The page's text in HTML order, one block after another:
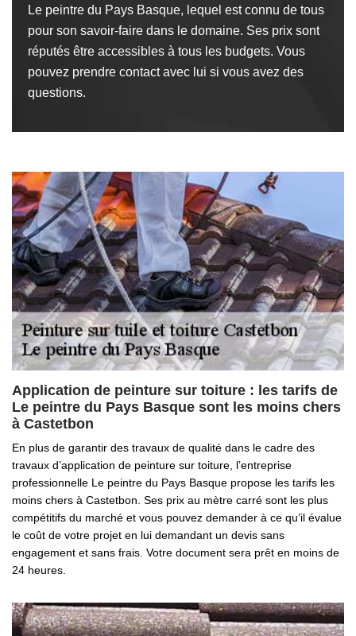
Le peintre du Pays Basque, lequel est connu de tous
pour son savoir-faire dans le domaine. Ses prix sont
réputés être accessibles à tous les budgets. Vous
pouvez prendre contact avec lui si vous avez des
questions.
Application de peinture sur toiture : les tarifs de
Le peintre du Pays Basque sont les moins chers
à Castetbon
En plus de garantir des travaux de qualité dans le cadre des
travaux d’application de peinture sur toiture, l’entreprise
professionnelle Le peintre du Pays Basque propose les tarifs les
moins chers à Castetbon. Ses prix au mètre carré sont les plus
compétitifs du marché et vous pouvez demander à ce qu’il évalue
le coût de votre projet en lui demandant un devis sans
engagement et sans frais. Votre document sera prêt en moins de
24 heures.